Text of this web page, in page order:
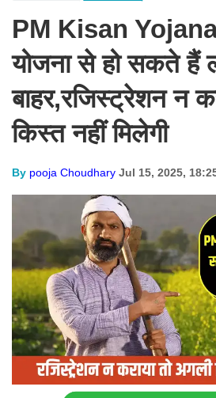
PM Kisan
योजना से हो सकते हैं
बाहर,रजिस्ट्रेशन न
किस्त नहीं मिलेगी
By pooja Choudhary Jul 15, 2025,